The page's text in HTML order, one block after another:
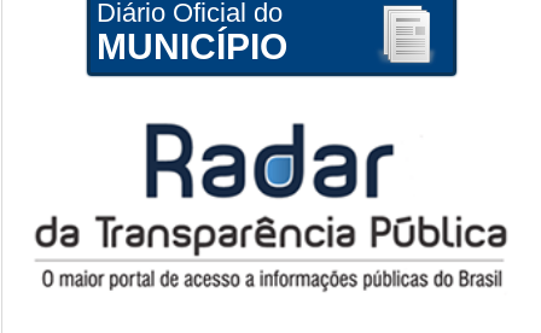
Diário Oficial do
MUNICÍPIO